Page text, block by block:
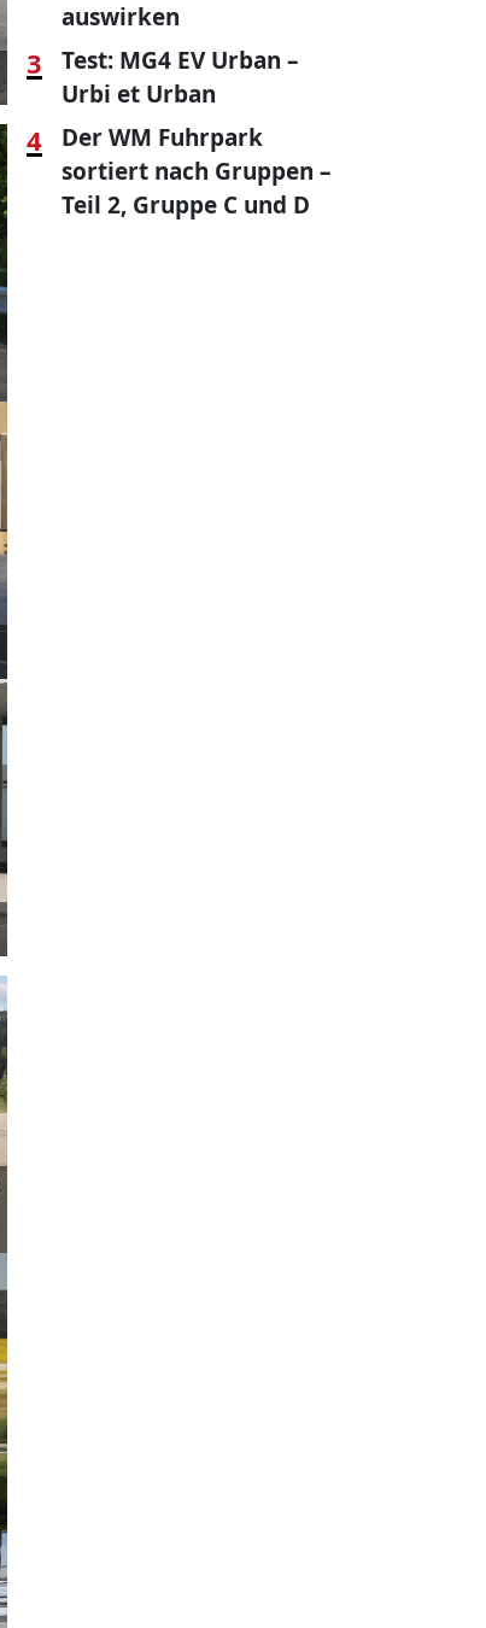
auswirken
3
Test: MG4 EV Urban –
Urbi et Urban
4
Der WM Fuhrpark
sortiert nach Gruppen –
Teil 2, Gruppe C und D